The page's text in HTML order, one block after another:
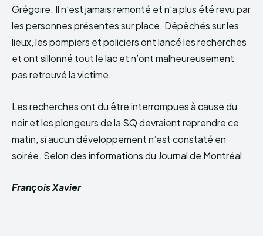
Grégoire. Il n’est jamais remonté et n’a plus été revu par
les personnes présentes sur place. Dépêchés sur les
lieux, les pompiers et policiers ont lancé les recherches
et ont sillonné tout le lac et n’ont malheureusement
pas retrouvé la victime.
Les recherches ont du être interrompues à cause du
noir et les plongeurs de la SQ devraient reprendre ce
matin, si aucun développement n’est constaté en
soirée. Selon des informations du Journal de Montréal
François Xavier